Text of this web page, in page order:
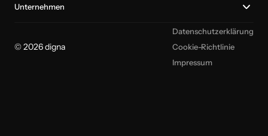
Unternehmen
© 2026 digna
Datenschutzerklärung
Cookie-Richtlinie
Impressum